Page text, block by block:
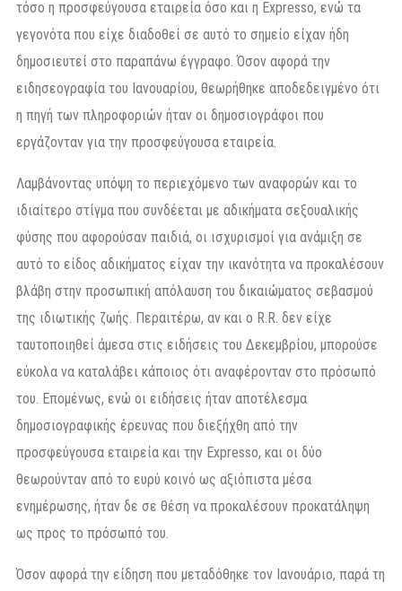
τόσο η προσφεύγουσα εταιρεία όσο και η Expresso, ενώ τα
γεγονότα που είχε διαδοθεί σε αυτό το σημείο είχαν ήδη
δημοσιευτεί στο παραπάνω έγγραφο. Όσον αφορά την
ειδησεογραφία του Ιανουαρίου, θεωρήθηκε αποδεδειγμένο ότι
η πηγή των πληροφοριών ήταν οι δημοσιογράφοι που
εργάζονταν για την προσφεύγουσα εταιρεία.
Λαμβάνοντας υπόψη το περιεχόμενο των αναφορών και το
ιδιαίτερο στίγμα που συνδέεται με αδικήματα σεξουαλικής
φύσης που αφορούσαν παιδιά, οι ισχυρισμοί για ανάμιξη σε
αυτό το είδος αδικήματος είχαν την ικανότητα να προκαλέσουν
βλάβη στην προσωπική απόλαυση του δικαιώματος σεβασμού
της ιδιωτικής ζωής. Περαιτέρω, αν και ο R.R. δεν είχε
ταυτοποιηθεί άμεσα στις ειδήσεις του Δεκεμβρίου, μπορούσε
εύκολα να καταλάβει κάποιος ότι αναφέρονταν στο πρόσωπό
του. Επομένως, ενώ οι ειδήσεις ήταν αποτέλεσμα
δημοσιογραφικής έρευνας που διεξήχθη από την
προσφεύγουσα εταιρεία και την Expresso, και οι δύο
θεωρούνταν από το ευρύ κοινό ως αξιόπιστα μέσα
ενημέρωσης, ήταν δε σε θέση να προκαλέσουν προκατάληψη
ως προς το πρόσωπό του.
Όσον αφορά την είδηση που μεταδόθηκε τον Ιανουάριο, παρά τη